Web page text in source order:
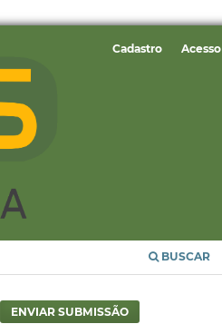
BUSCAR
Cadastro Acesso
ENVIAR SUBMISSÃO